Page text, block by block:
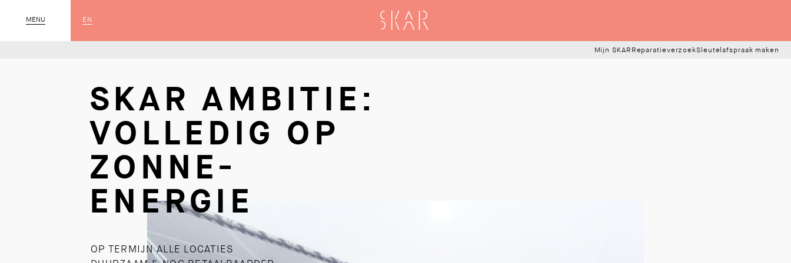
MENU
SLUIT EN SKAR
Mijn SKAR ReparatieverzoekSleutelafspraak maken
SKAR AMBITIE:
VOLLEDIG OP
ZONNE-
ENERGIE
OP TERMIJN ALLE LOCATIES